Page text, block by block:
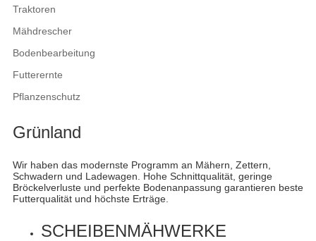
Traktoren
Mähdrescher
Bodenbearbeitung
Futterernte
Pflanzenschutz
Grünland
Wir haben das modernste Programm an Mähern, Zettern,
Schwadern und Ladewagen. Hohe Schnittqualität, geringe
Bröckelverluste und perfekte Bodenanpassung garantieren beste
Futterqualität und höchste Erträge.
SCHEIBENMÄHWERKE